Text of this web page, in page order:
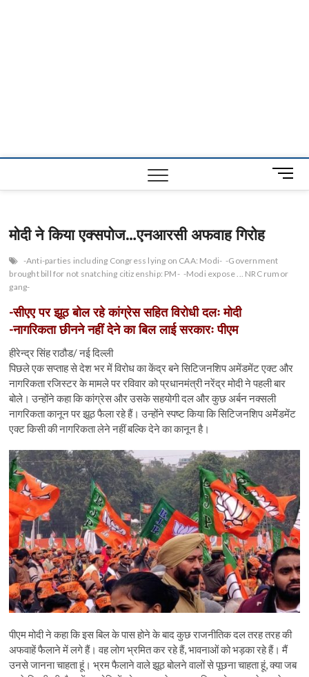
M
e
t
t
मोदी ने किया एक्सपोज…एनआरसी अफवाह गिरोह
-Anti-parties including Congress lying on CAA: Modi- -Government
brought bill for not snatching citizenship: PM- -Modi expose ... NRC rumor
gang-
-सीएए पर झूठ बोल रहे कांग्रेस सहित विरोधी दलः मोदी
-नागरिकता छीनने नहीं देने का बिल लाई सरकारः पीएम
हीरेन्द्र सिंह राठौड/ नई दिल्ली
पिछले एक सप्ताह से देश भर में विरोध का केंद्र बने सिटिजनशिप अमेंडमेंट एक्ट और
नागरिकता रजिस्टर के मामले पर रविवार को प्रधानमंत्री नरेंद्र मोदी ने पहली बार
बोले। उन्होंने कहा कि कांग्रेस और उसके सहयोगी दल और कुछ अर्बन नक्सली
नागरिकता कानून पर झूठ फैला रहे हैं। उन्होंने स्पष्ट किया कि सिटिजनशिप अमेेंडमेंट
एक्ट किसी की नागरिकता लेने नहीं बल्कि देने का कानून है।
पीएम मोदी ने कहा कि इस बिल के पास होने के बाद कुछ राजनीतिक दल तरह तरह की
अफवाहें फैलाने में लगे हैं। वह लोग भ्रमित कर रहे हैं, भावनाओं को भड़का रहे हैं। मैं
उनसे जानना चाहता हूं। भ्रम फैलाने वाले झूठ बोलने वालों से पूछना चाहता हूं, क्या जब